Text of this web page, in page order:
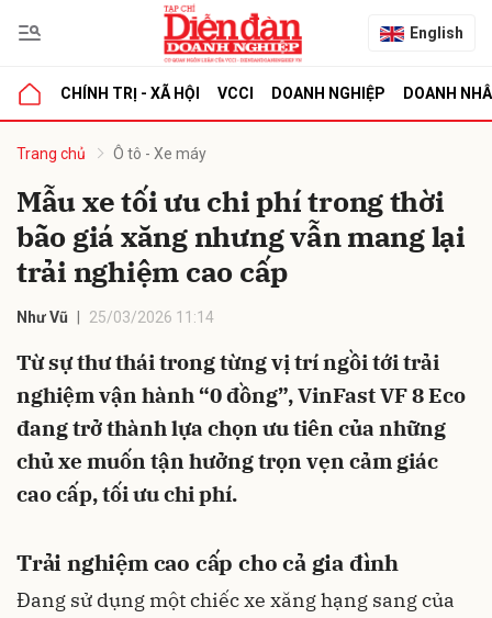
English
CHÍNH TRỊ - XÃ HỘI VCCI DOANH NGHIỆP DOANH
Trang chủ Ô tô - Xe máy
Mẫu xe tối ưu chi phí trong thời
bão giá xăng nhưng vẫn mang lại
trải nghiệm cao cấp
Như Vũ 25/03/2026 11:14
Từ sự thư thái trong từng vị trí ngồi tới trải
nghiệm vận hành “0 đồng”, VinFast VF 8 Eco
đang trở thành lựa chọn ưu tiên của những
chủ xe muốn tận hưởng trọn vẹn cảm giác
cao cấp, tối ưu chi phí.
Trải nghiệm cao cấp cho cả gia đình
Đang sử dụng một chiếc xe xăng hạng sang của
luận
Hủy